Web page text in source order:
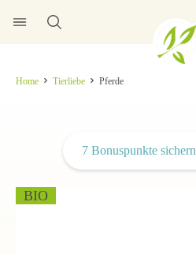
Home Tierliebe Pferde
BIO
7 Bonuspunkte sichern